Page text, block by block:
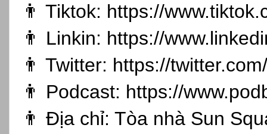
👨 Tiktok: https://
👨 Linkin: https://
👨 Twitter: https://
👨 Podcast: https://
👨 Địa chỉ: Tòa nhà Sun